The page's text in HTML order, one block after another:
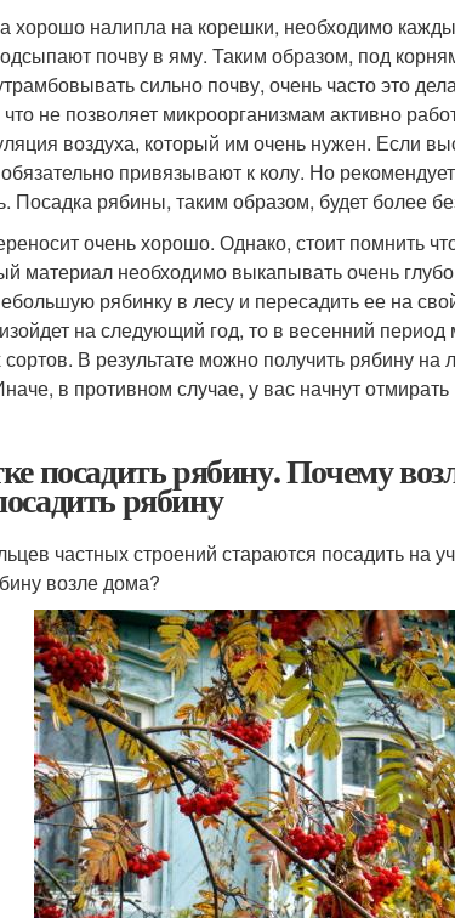
хорошо налипла на корешки, необходимо
почву в яму. Таким образом, под
сильно почву, очень часто это
не позволяет микроорганизмам активно
воздуха, который им очень нужен. Если
привязывают к колу. Но
Посадка рябины, таким образом, будет более
очень хорошо. Однако, стоит помнить
материал необходимо выкапывать очень
рябинку в лесу и пересадить ее на
на следующий год, то в весенний
В результате можно получить рябину на
в противном случае, у вас начнут
посадить рябину. Почему
рябину
частных строений стараются посадить на
возле дома?